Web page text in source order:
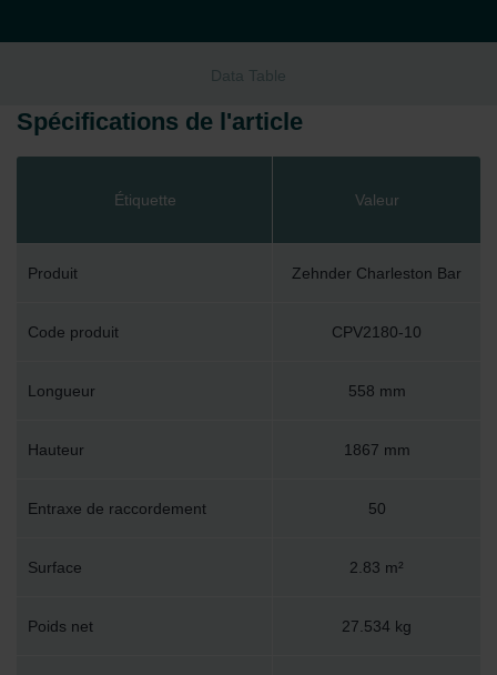
Data Table
Spécifications de l'article
Étiquette Valeur
Produit Zehnder Charleston Bar
Code produit CPV2180-10
Longueur 558 mm
Hauteur 1867 mm
Entraxe de raccordement 50
Surface 2.83 m²
Poids net 27.534 kg